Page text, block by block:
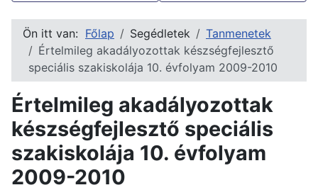
Ön itt van: Főlap Segédletek
Tanmenetek
Értelmileg akadályozottak készségfejlesztő
speciális szakiskolája 10. évfolyam 2009-2010
Értelmileg akadályozottak
készségfejlesztő speciális
szakiskolája 10. évfolyam
2009-2010